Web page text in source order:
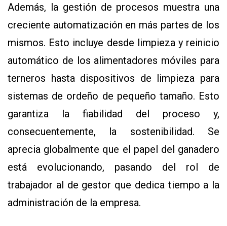
Además, la gestión de procesos muestra una
creciente automatización en más partes de los
mismos. Esto incluye desde limpieza y reinicio
automático de los alimentadores móviles para
terneros hasta dispositivos de limpieza para
sistemas de ordeño de pequeño tamaño. Esto
garantiza la fiabilidad del proceso y,
consecuentemente, la sostenibilidad. Se
aprecia globalmente que el papel del ganadero
está evolucionando, pasando del rol de
trabajador al de gestor que dedica tiempo a la
administración de la empresa.